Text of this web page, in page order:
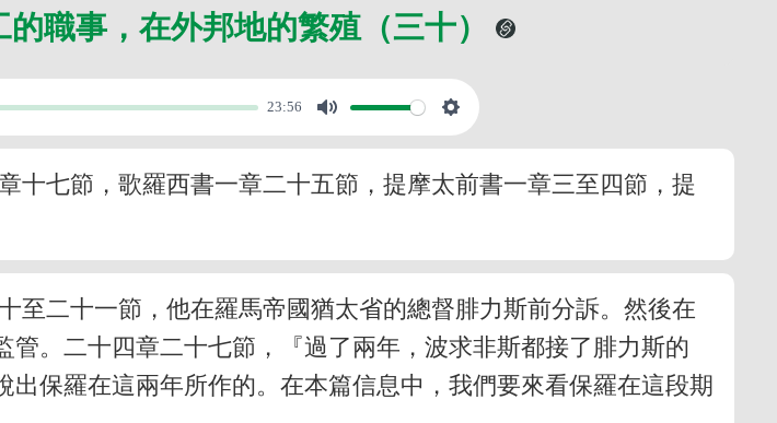
職事，在外邦地的繁殖（三十）
23:56
十七節，歌羅西書一章二十五節，提摩太前書一章三至四節，提
至二十一節，他在羅馬帝國猶太省的總督腓力斯前分訴。然後在
。二十四章二十七節，『過了兩年，波求非斯都接了腓力斯的
保羅在這兩年所作的。在本篇信息中，我們要來看保羅在這段期